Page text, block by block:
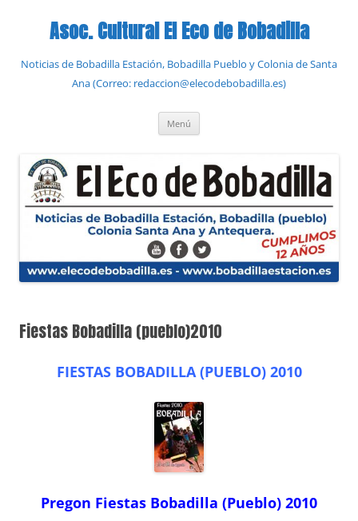
contenidoAsoc. Cultural El Eco de Bobadilla
Noticias de Bobadilla Estación, Bobadilla Pueblo y Colonia de Santa
Ana (Correo: redaccion@elecodebobadilla.es)
Menú
Fiestas Bobadilla (pueblo)2010
FIESTAS BOBADILLA (PUEBLO) 2010
Pregon Fiestas Bobadilla (Pueblo) 2010